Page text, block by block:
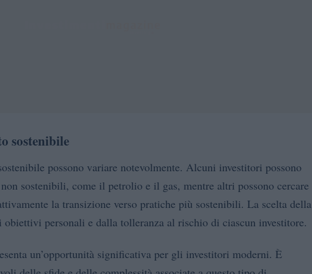
sostenibile
possono variare notevolmente. Alcuni investitori possono
sostenibili, come il petrolio e il gas, mentre altri possono cercare
la transizione verso pratiche più sostenibili. La scelta della
obiettivi personali e dalla tolleranza al rischio di ciascun investitore.
un’opportunità significativa per gli investitori moderni. È